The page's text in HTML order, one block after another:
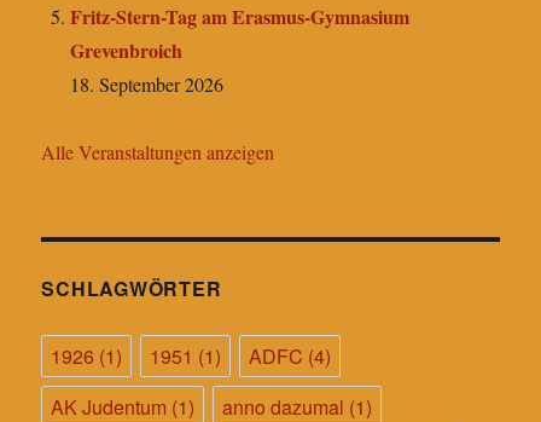
Fritz-Stern-Tag am Erasmus-Gymnasium
Grevenbroich
18. September 2026
Alle Veranstaltungen anzeigen
SCHLAGWÖRTER
1926 (1) 1951 (1) ADFC (4)
AK Judentum (1) anno dazumal (1)